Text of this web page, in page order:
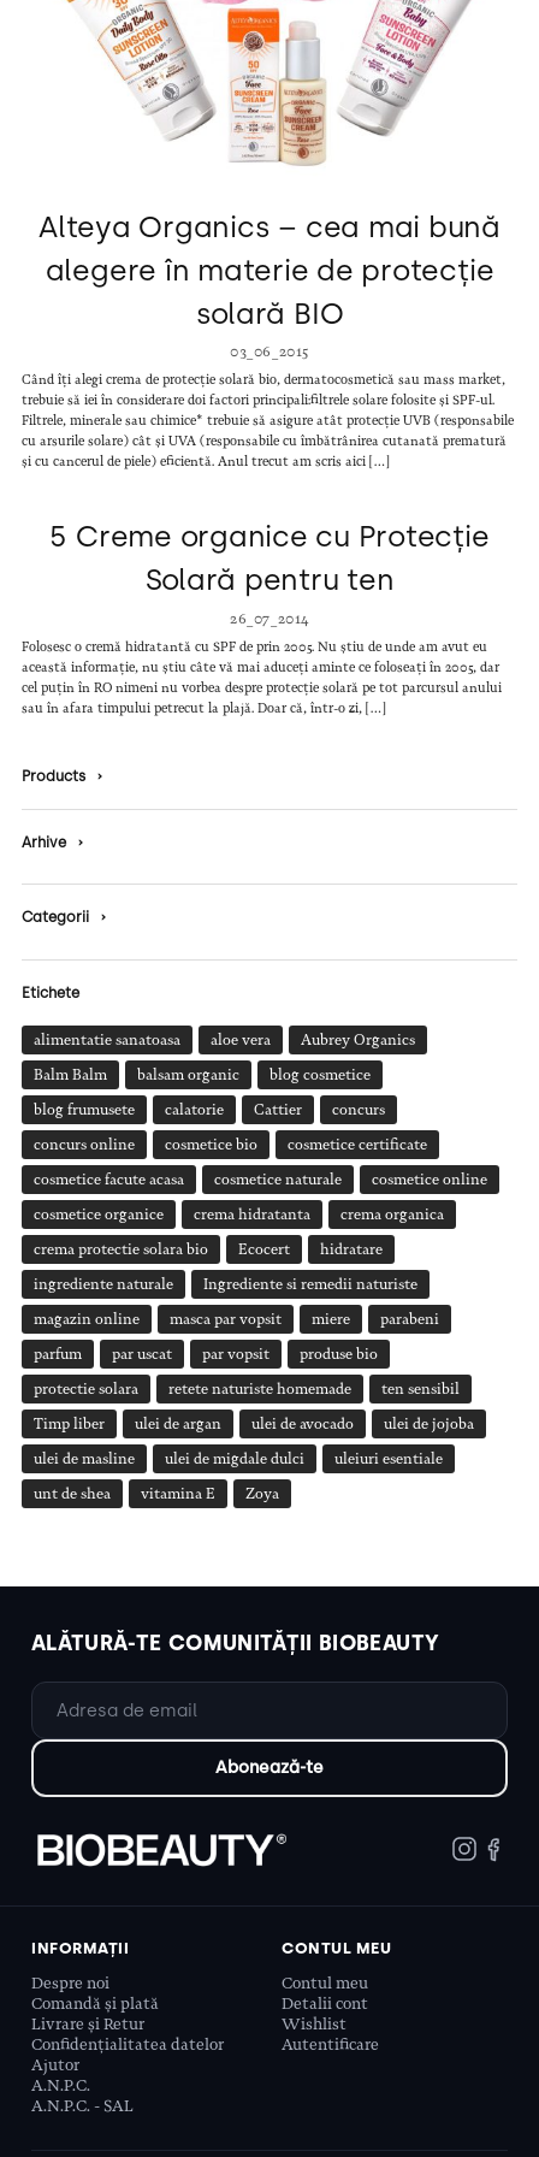
Alteya Organics – cea mai bună
alegere în materie de protecție
solară BIO
03_06_2015
Când îți alegi crema de protecție solară bio, dermatocosmetică sau mass market,
trebuie să iei în considerare doi factori principali:filtrele solare folosite și SPF-ul.
Filtrele, minerale sau chimice* trebuie să asigure atât protecție UVB (responsabile
cu arsurile solare) cât și UVA (responsabile cu îmbătrânirea cutanată prematură
și cu cancerul de piele) eficientă. Anul trecut am scris aici […]
5 Creme organice cu Protecție
Solară pentru ten
26_07_2014
Folosesc o cremă hidratantă cu SPF de prin 2005. Nu știu de unde am avut eu
această informație, nu știu câte vă mai aduceți aminte ce foloseați în 2005, dar
cel puțin în RO nimeni nu vorbea despre protecție solară pe tot parcursul anului
sau în afara timpului petrecut la plajă. Doar că, într-o zi, […]
Products ›
Arhive ›
Categorii ›
Etichete
alimentatie sanatoasa aloe vera Aubrey Organics
Balm Balm balsam organic blog cosmetice
blog frumusete calatorie Cattier concurs
concurs online cosmetice bio cosmetice certificate
cosmetice facute acasa cosmetice naturale cosmetice online
cosmetice organice crema hidratanta crema organica
crema protectie solara bio Ecocert hidratare
ingrediente naturale Ingrediente si remedii naturiste
magazin online masca par vopsit miere parabeni
parfum par uscat par vopsit produse bio
protectie solara retete naturiste homemade ten sensibil
Timp liber ulei de argan ulei de avocado ulei de jojoba
ulei de masline ulei de migdale dulci uleiuri esentiale
unt de shea vitamina E Zoya
ALĂTURĂ-TE COMUNITĂȚII BIOBEAUTY
INFORMAȚII
Despre noi
Comandă și plată
Livrare și Retur
Confidențialitatea datelor
Ajutor
A.N.P.C.
A.N.P.C. - SAL
CONTUL MEU
Contul meu
Detalii cont
Wishlist
Autentificare